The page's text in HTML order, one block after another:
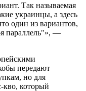
Так называемая
украинцы, а здесь
один из вариантов,
я параллель"», —
передают
но для
кво, который